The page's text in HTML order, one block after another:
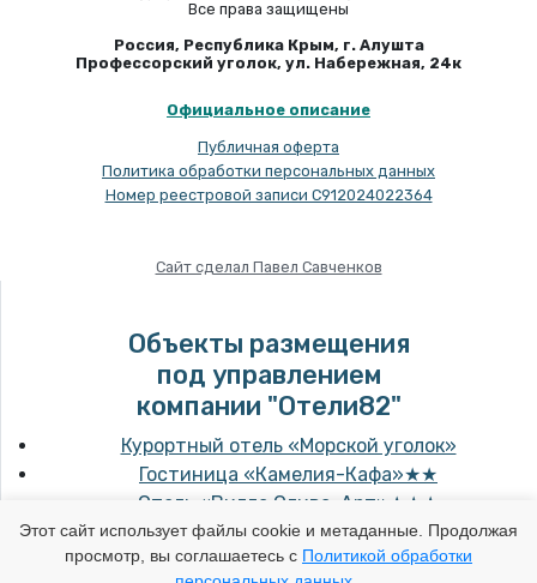
Все права защищены
Россия, Республика Крым, г. Алушта
Профессорский уголок, ул. Набережная, 24к
Официальное описание
Публичная оферта
Политика обработки персональных данных
Номер реестровой записи С912024022364
Сайт сделал Павел Савченков
Объекты размещения
под управлением
компании "Отели82"
Курортный отель «Морской уголок»
Гостиница «Камелия-Кафа»★★
Отель «Вилла Олива-Арт»★★★
Этот сайт использует файлы cookie и метаданные. Продолжая
просмотр, вы соглашаетесь с Политикой обработки